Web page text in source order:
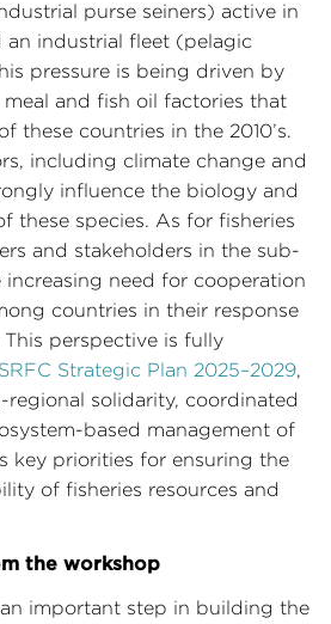
purse seiners) active in
an industrial fleet (pelagic
pressure is being driven by
and fish oil factories that
these countries in the 2010’s.
including climate change and
influence the biology and
these species. As for fisheries
and stakeholders in the sub-
need for cooperation
countries in their response
perspective is fully
SRFC Strategic Plan 2025–2029,
solidarity, coordinated
based management of
key priorities for ensuring the
of fisheries resources and
the workshop
important step in building the